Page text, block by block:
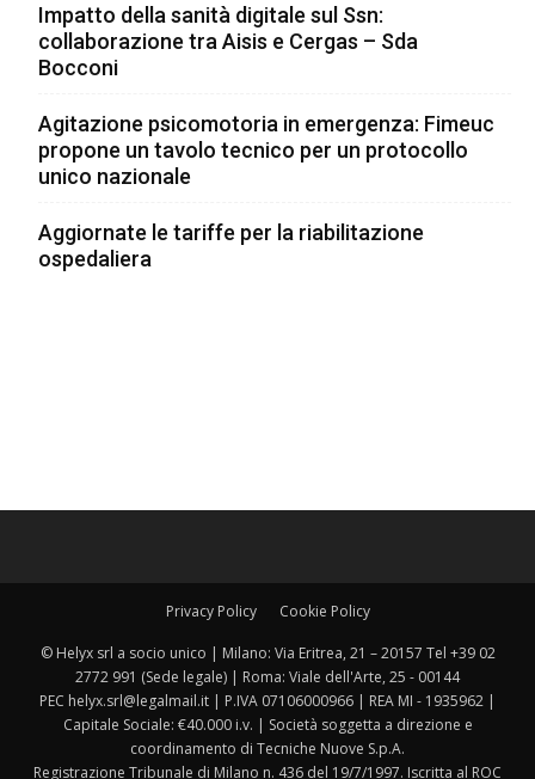
Impatto della sanità digitale sul Ssn:
collaborazione tra Aisis e Cergas – Sda
Bocconi
Agitazione psicomotoria in emergenza: Fimeuc
propone un tavolo tecnico per un protocollo
unico nazionale
Aggiornate le tariffe per la riabilitazione
ospedaliera
Privacy Policy Cookie Policy
© Helyx srl a socio unico | Milano: Via Eritrea, 21 – 20157 Tel +39 02
2772 991 (Sede legale) | Roma: Viale dell'Arte, 25 - 00144
PEC helyx.srl@legalmail.it | P.IVA 07106000966 | REA MI - 1935962 |
Capitale Sociale: €40.000 i.v. | Società soggetta a direzione e
coordinamento di Tecniche Nuove S.p.A.
Registrazione Tribunale di Milano n. 436 del 19/7/1997. Iscritta al ROC